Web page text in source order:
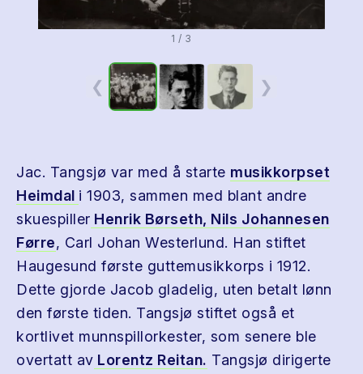
1 / 3
❮ ❯
Jac. Tangsjø var med å starte musikkorpset
Heimdal i 1903, sammen med blant andre
skuespiller Henrik Børseth, Nils Johannesen
Førre, Carl Johan Westerlund. Han stiftet
Haugesund første guttemusikkorps i 1912.
Dette gjorde Jacob gladelig, uten betalt lønn
den første tiden. Tangsjø stiftet også et
kortlivet munnspillorkester, som senere ble
overtatt av Lorentz Reitan. Tangsjø dirigerte